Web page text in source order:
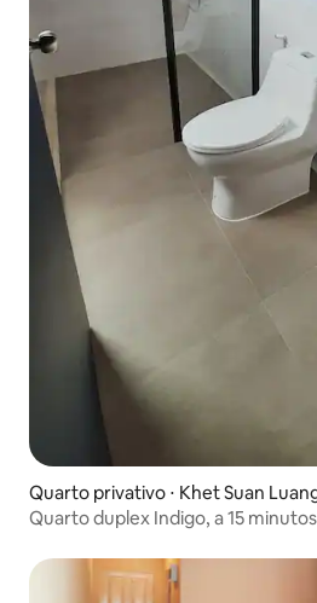
Quarto privativo ⋅ Khet Suan
Quarto duplex Indigo, a 15